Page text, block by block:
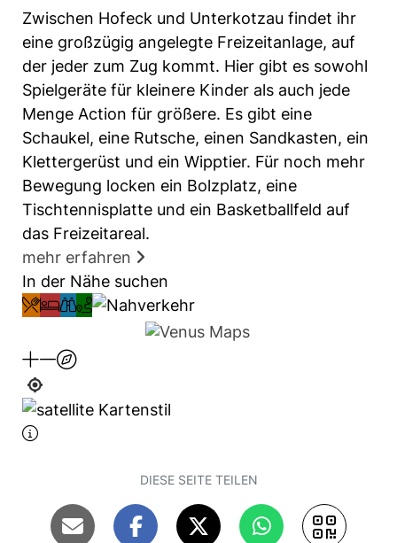
Zwischen Hofeck und Unterkotzau findet ihr
eine großzügig angelegte Freizeitanlage, auf
der jeder zum Zug kommt. Hier gibt es sowohl
Spielgeräte für kleinere Kinder als auch jede
Menge Action für größere. Es gibt eine
Schaukel, eine Rutsche, einen Sandkasten, ein
Klettergerüst und ein Wipptier. Für noch mehr
Bewegung locken ein Bolzplatz, eine
Tischtennisplatte und ein Basketballfeld auf
das Freizeitareal.
mehr erfahren
In der Nähe suchen
DIESE SEITE TEILEN